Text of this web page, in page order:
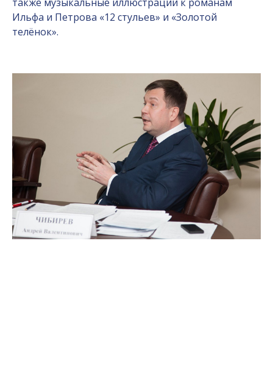
Ильфа и Петрова «12 стульев» и «Золотой
телёнок».